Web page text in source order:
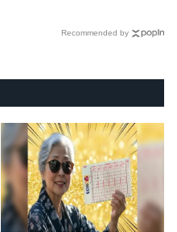
Recommended by